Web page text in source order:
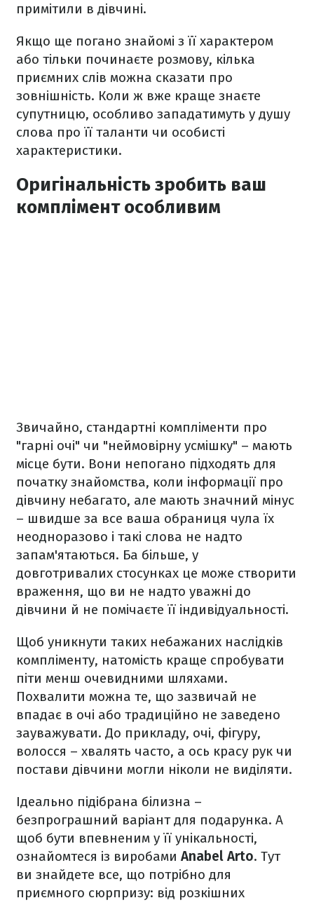
примітили в дівчині.
Якщо ще погано знайомі з її характером
або тільки починаєте розмову, кілька
приємних слів можна сказати про
зовнішність. Коли ж вже краще знаєте
супутницю, особливо западатимуть у душу
слова про її таланти чи особисті
характеристики.
Оригінальність зробить ваш
комплімент особливим
Звичайно, стандартні компліменти про
"гарні очі" чи "неймовірну усмішку" – мають
місце бути. Вони непогано підходять для
початку знайомства, коли інформації про
дівчину небагато, але мають значний мінус
– швидше за все ваша обраниця чула їх
неодноразово і такі слова не надто
запам'ятаються. Ба більше, у
довготривалих стосунках це може створити
враження, що ви не надто уважні до
дівчини й не помічаєте її індивідуальності.
Щоб уникнути таких небажаних наслідків
компліменту, натомість краще спробувати
піти менш очевидними шляхами.
Похвалити можна те, що зазвичай не
впадає в очі або традиційно не заведено
зауважувати. До прикладу, очі, фігуру,
волосся – хвалять часто, а ось красу рук чи
постави дівчини могли ніколи не виділяти.
Ідеально підібрана білизна –
безпрограшний варіант для подарунка. А
щоб бути впевненим у її унікальності,
ознайомтеся із виробами Anabel Arto. Тут
ви знайдете все, що потрібно для
приємного сюрпризу: від розкішних